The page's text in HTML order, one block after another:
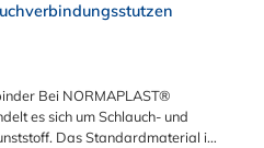
Bei NORMAPLAST®
es sich um Schlauch- und
Das Standardmaterial ist